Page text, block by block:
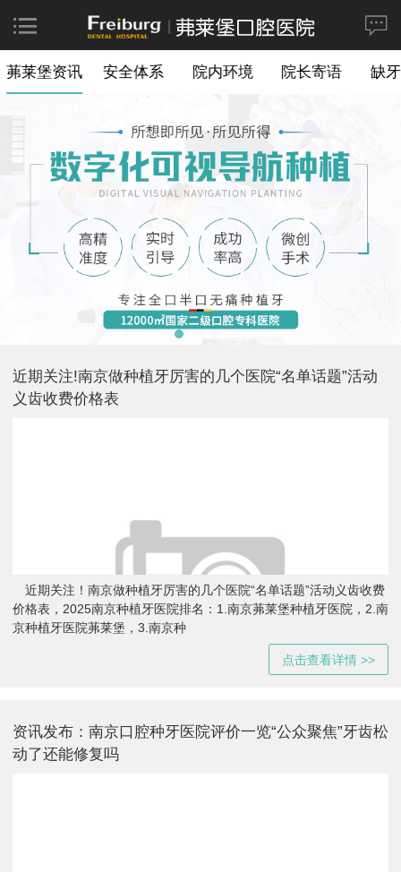
茀莱堡资讯 安全体系 院内环境 院长寄语 缺
近期关注!南京做种植牙厉害的几个医院“名单话题”活动
义齿收费价格表
近期关注！南京做种植牙厉害的几个医院“名单话题”活动义齿收费
价格表，2025南京种植牙医院排名：1.南京茀莱堡种植牙医院，2.南
京种植牙医院茀莱堡，3.南京种
点击查看详情 >>
资讯发布：南京口腔种牙医院评价一览“公众聚焦”牙齿松
动了还能修复吗